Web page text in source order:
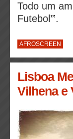
Todo um
Futebol’”.
AFROSCREEN
Lisboa
Vilhena e